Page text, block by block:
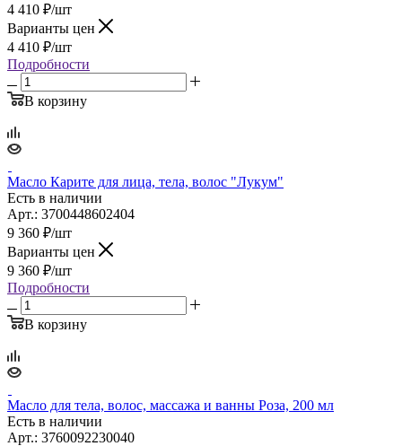
4 410 ₽/шт
Варианты цен
4 410 ₽/шт
Подробности
В корзину
Масло Карите для лица, тела, волос "Лукум"
Есть в наличии
Арт.: 3700448602404
9 360 ₽/шт
Варианты цен
9 360 ₽/шт
Подробности
В корзину
Масло для тела, волос, массажа и ванны Роза, 200 мл
Есть в наличии
Арт.: 3760092230040